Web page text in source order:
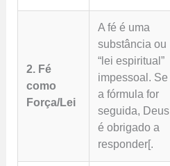
2. Fé
como
Força/Lei
A fé é uma
substância ou
“lei espiritual”
impessoal. Se
a fórmula for
seguida, Deus
é obrigado a
responder[.